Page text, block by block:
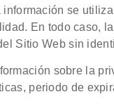
se
En todo caso,
Sitio Web sin
sobre la
periodo de